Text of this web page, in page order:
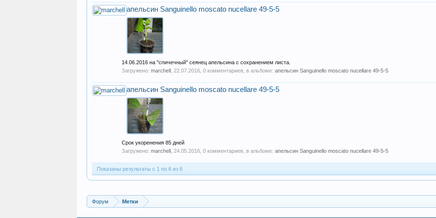
апельсин Sanguinello moscato nucellare 49-5-5
14.06.2016 на "спичечный" сеянец апельсина с сохранением листа.
Загружено: marchell 22.07.2016 , 0 комментариев, в альбоме: апельсин Sanguinello moscato nucellare 49-5-5
апельсин Sanguinello moscato nucellare 49-5-5
Срок укоренения 85 дней
Загружено: marchell 24.05.2016 , 0 комментариев, в альбоме: апельсин Sanguinello moscato nucellare 49-5-5
Показаны результаты с 1 по 6 из 6
Форум Метки